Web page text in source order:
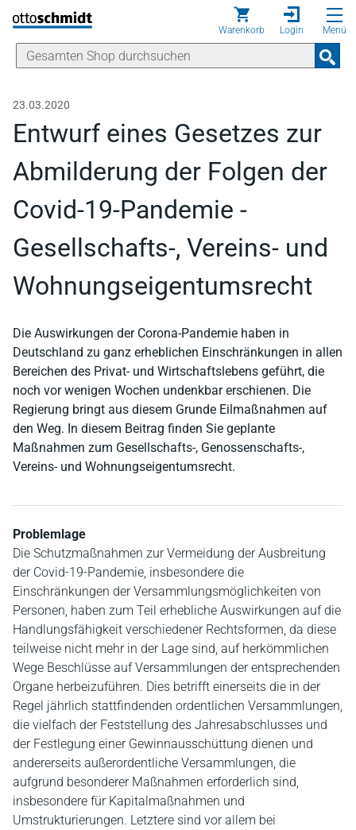
Direkt zum Inhalt
Warenkorb Login Menü
23.03.2020
Entwurf eines Gesetzes zur
Abmilderung der Folgen der
Covid-19-Pandemie -
Gesellschafts-, Vereins- und
Wohnungseigentumsrecht
Die Auswirkungen der Corona-Pandemie haben in
Deutschland zu ganz erheblichen Einschränkungen in allen
Bereichen des Privat- und Wirtschaftslebens geführt, die
noch vor wenigen Wochen undenkbar erschienen. Die
Regierung bringt aus diesem Grunde Eilmaßnahmen auf
den Weg. In diesem Beitrag finden Sie geplante
Maßnahmen zum Gesellschafts-, Genossenschafts-,
Vereins- und Wohnungseigentumsrecht.
Problemlage
Die Schutzmaßnahmen zur Vermeidung der Ausbreitung
der Covid-19-Pandemie, insbesondere die
Einschränkungen der Versammlungsmöglichkeiten von
Personen, haben zum Teil erhebliche Auswirkungen auf die
Handlungsfähigkeit verschiedener Rechtsformen, da diese
teilweise nicht mehr in der Lage sind, auf herkömmlichen
Wege Beschlüsse auf Versammlungen der entsprechenden
Organe herbeizuführen. Dies betrifft einerseits die in der
Regel jährlich stattfindenden ordentlichen Versammlungen,
die vielfach der Feststellung des Jahresabschlusses und
der Festlegung einer Gewinnausschüttung dienen und
andererseits außerordentliche Versammlungen, die
aufgrund besonderer Maßnahmen erforderlich sind,
insbesondere für Kapitalmaßnahmen und
Umstrukturierungen. Letztere sind vor allem bei